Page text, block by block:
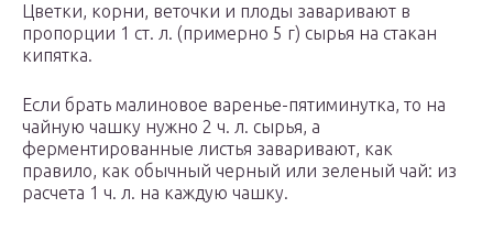
Цветки, корни, веточки и плоды заваривают в
пропорции 1 ст. л. (примерно 5 г) сырья на стакан
кипятка.
Если брать малиновое варенье-пятиминутка, то на
чайную чашку нужно 2 ч. л. сырья, а
ферментированные листья заваривают, как
правило, как обычный черный или зеленый чай: из
расчета 1 ч. л. на каждую чашку.